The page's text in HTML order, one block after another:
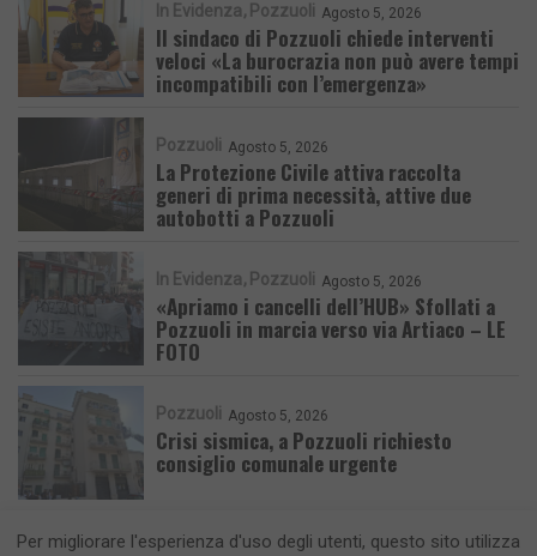
In Evidenza Pozzuoli Agosto 5, 2026
Il sindaco di Pozzuoli chiede interventi
veloci «La burocrazia non può avere tempi
incompatibili con l’emergenza»
Pozzuoli Agosto 5, 2026
La Protezione Civile attiva raccolta
generi di prima necessità, attive due
autobotti a Pozzuoli
In Evidenza Pozzuoli Agosto 5, 2026
«Apriamo i cancelli dell’HUB» Sfollati a
Pozzuoli in marcia verso via Artiaco – LE
FOTO
Pozzuoli Agosto 5, 2026
Crisi sismica, a Pozzuoli richiesto
consiglio comunale urgente
Per migliorare l'esperienza d'uso degli utenti, questo sito utilizza